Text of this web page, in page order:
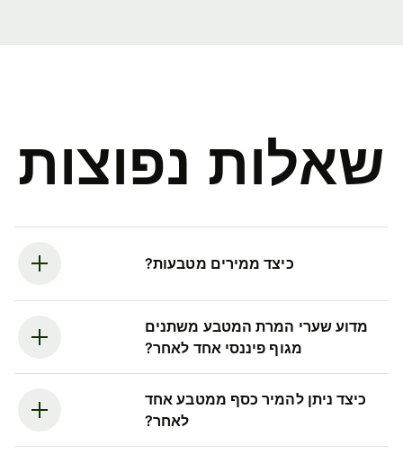
שאלות נפוצות
כיצד ממירים מטבעות?
מדוע שערי המרת המטבע משתנים
מגוף פיננסי אחד לאחר?
כיצד ניתן להמיר כסף ממטבע אחד
לאחר?